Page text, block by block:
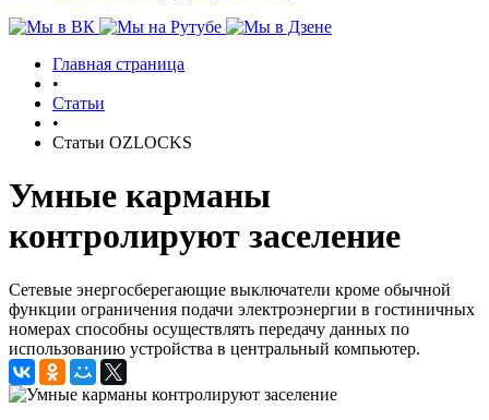
Главная страница
•
Статьи
•
Статьи OZLOCKS
Умные карманы
контролируют заселение
Сетевые энергосберегающие выключатели кроме обычной
функции ограничения подачи электроэнергии в гостиничных
номерах способны осуществлять передачу данных по
использованию устройства в центральный компьютер.